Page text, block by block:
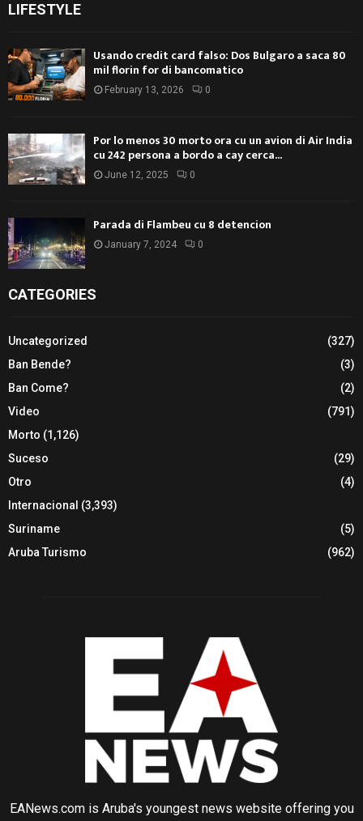
LIFESTYLE
Usando credit card falso: Dos Bulgaro a saca 80
mil florin for di bancomatico
February 13, 2026 0
Por lo menos 30 morto ora cu un avion di Air India
cu 242 persona a bordo a cay cerca...
June 12, 2025 0
Parada di Flambeu cu 8 detencion
January 7, 2024 0
CATEGORIES
Uncategorized
(327)
Ban Bende?
(3)
Ban Come?
(2)
Video
(791)
Morto (1,126)
Suceso
(29)
Otro
(4)
Internacional (3,393)
Suriname
(5)
Aruba Turismo
(962)
EANews.com is Aruba's youngest news website offering you